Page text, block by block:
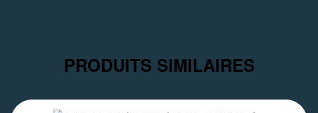
PRODUITS SIMILAIRES